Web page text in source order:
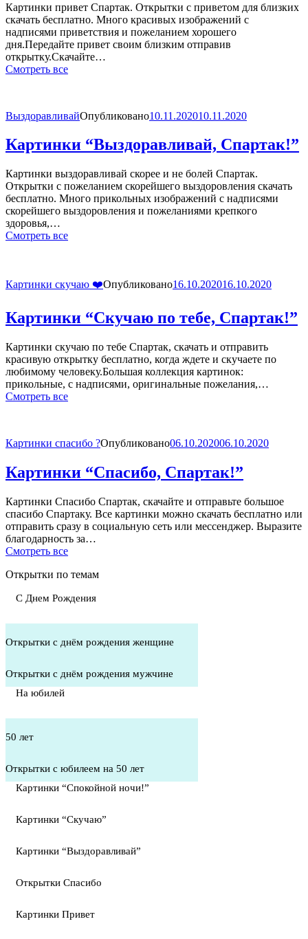
Картинки привет Спартак. Открытки с приветом для близких
скачать бесплатно. Много красивых изображений с
надписями приветствия и пожеланием хорошего
дня.Передайте привет своим близким отправив
открытку.Скачайте…
Смотреть все
ВыздоравливайОпубликовано10.11.202010.11.2020
Картинки “Выздоравливай, Спартак!”
Картинки выздоравливай скорее и не болей Спартак.
Открытки с пожеланием скорейшего выздоровления скачать
бесплатно. Много прикольных изображений с надписями
скорейшего выздоровления и пожеланиями крепкого
здоровья,…
Смотреть все
Картинки скучаю ❤️Опубликовано16.10.202016.10.2020
Картинки “Скучаю по тебе, Спартак!”
Картинки скучаю по тебе Спартак, скачать и отправить
красивую открытку бесплатно, когда ждете и скучаете по
любимому человеку.Большая коллекция картинок:
прикольные, с надписями, оригинальные пожелания,…
Смотреть все
Картинки спасибо ?Опубликовано06.10.202006.10.2020
Картинки “Спасибо, Спартак!”
Картинки Спасибо Спартак, скачайте и отправьте большое
спасибо Спартаку. Все картинки можно скачать бесплатно или
отправить сразу в социальную сеть или мессенджер. Выразите
благодарность за…
Смотреть все
Открытки по темам
С Днем Рождения
Открытки с днём рождения женщине
Открытки с днём рождения мужчине
На юбилей
50 лет
Открытки с юбилеем на 50 лет
Картинки “Спокойной ночи!”
Картинки “Скучаю”
Картинки “Выздоравливай”
Открытки Спасибо
Картинки Привет